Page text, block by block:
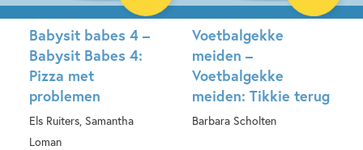
Babysit babes 4 –
Babysit Babes 4:
Pizza met
problemen
Els Ruiters, Samantha
Loman
Voetbalgekke
meiden –
Voetbalgekke
meiden: Tikkie terug
Barbara Scholten